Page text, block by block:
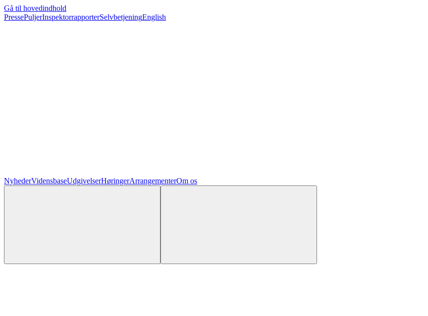
Gå til hovedindhold
PressePuljerInspektorrapporterSelvbetjeningEnglish
NyhederVidensbaseUdgivelserHøringerArrangementerOm os